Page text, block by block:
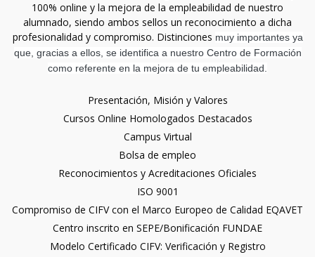
100% online y la mejora de la empleabilidad de nuestro
alumnado, siendo ambos sellos un reconocimiento a dicha
profesionalidad y compromiso. Distinciones muy importantes ya
que, gracias a ellos, se identifica a nuestro Centro de Formación
como referente en la mejora de tu empleabilidad.
Presentación, Misión y Valores
Cursos Online Homologados Destacados
Campus Virtual
Bolsa de empleo
Reconocimientos y Acreditaciones Oficiales
ISO 9001
Compromiso de CIFV con el Marco Europeo de Calidad EQAVET
Centro inscrito en SEPE/Bonificación FUNDAE
Modelo Certificado CIFV: Verificación y Registro